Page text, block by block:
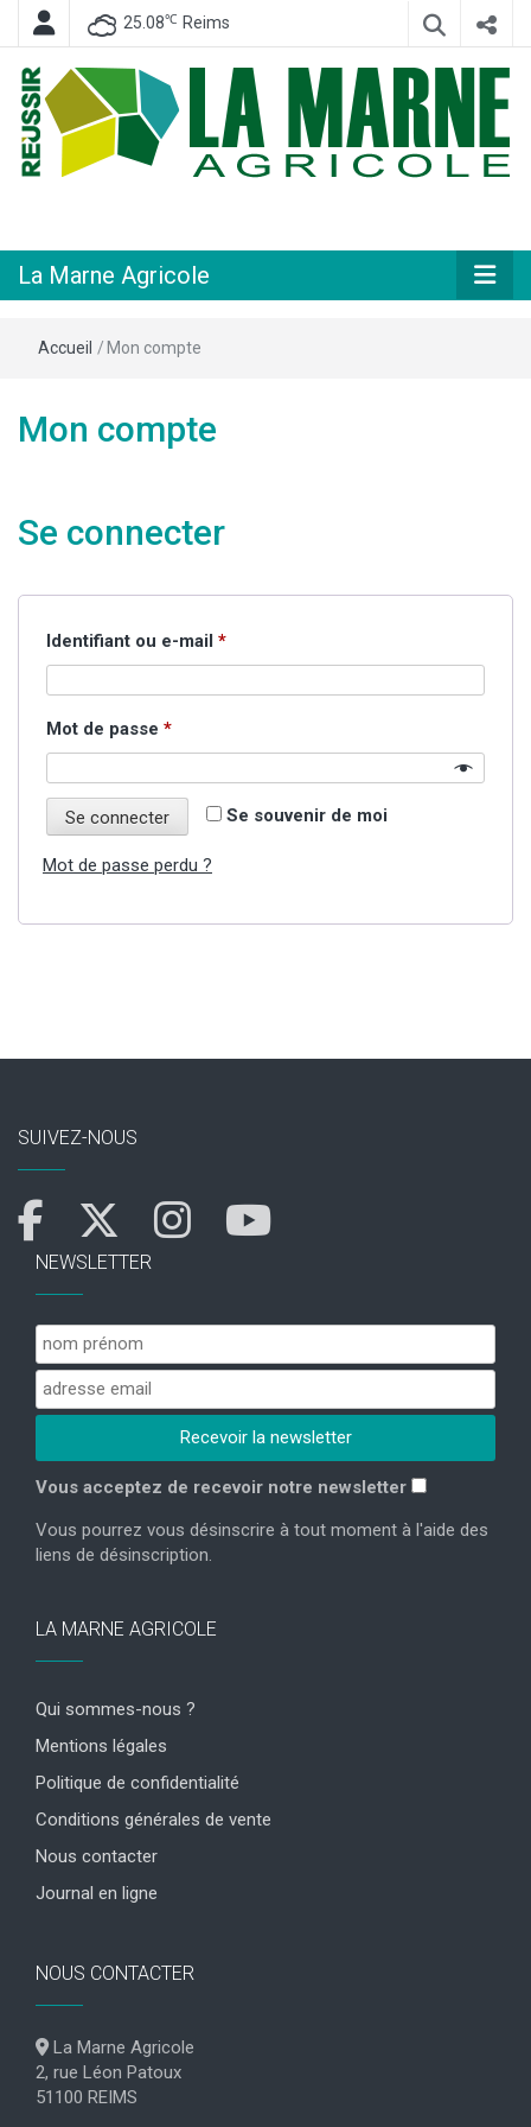
25.08℃ Reims
Agricole
La Marne Agricole
Accueil /Mon compte
Mon compte
Se connecter
Identifiant ou e-mail *Obligatoire
Mot de passe *Obligatoire
Se souvenir de moi
Se connecter
Mot de passe perdu ?
SUIVEZ-NOUS
NEWSLETTER
Vous acceptez de recevoir notre newsletter
Vous pourrez vous désinscrire à tout moment à l'aide des
liens de désinscription.
LA MARNE AGRICOLE
Qui sommes-nous ?
Mentions légales
Politique de confidentialité
Conditions générales de vente
Nous contacter
Journal en ligne
NOUS CONTACTER
La Marne Agricole
2, rue Léon Patoux
51100 REIMS